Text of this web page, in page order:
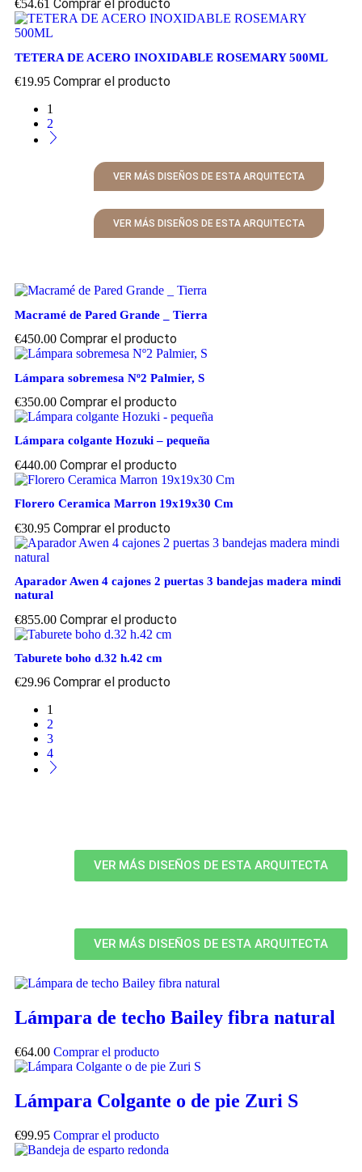
€54.61 Comprar el producto
TETERA DE ACERO INOXIDABLE ROSEMARY 500ML
€19.95 Comprar el producto
1
2
VER MÁS DISEÑOS DE ESTA ARQUITECTA
VER MÁS DISEÑOS DE ESTA ARQUITECTA
Macramé de Pared Grande _ Tierra
€450.00 Comprar el producto
Lámpara sobremesa Nº2 Palmier, S
€350.00 Comprar el producto
Lámpara colgante Hozuki – pequeña
€440.00 Comprar el producto
Florero Ceramica Marron 19x19x30 Cm
€30.95 Comprar el producto
Aparador Awen 4 cajones 2 puertas 3 bandejas madera mindi
natural
€855.00 Comprar el producto
Taburete boho d.32 h.42 cm
€29.96 Comprar el producto
1
2
3
4
VER MÁS DISEÑOS DE ESTA ARQUITECTA
VER MÁS DISEÑOS DE ESTA ARQUITECTA
Lámpara de techo Bailey fibra natural
€64.00 Comprar el producto
Lámpara Colgante o de pie Zuri S
€99.95 Comprar el producto